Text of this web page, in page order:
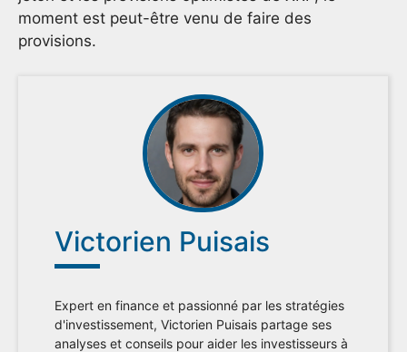
moment est peut-être venu de faire des
provisions.
Victorien Puisais
Expert en finance et passionné par les stratégies
d'investissement, Victorien Puisais partage ses
analyses et conseils pour aider les investisseurs à